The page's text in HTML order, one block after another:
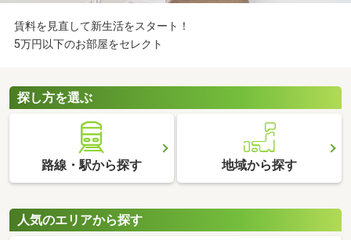
賃料を見直して新生活をスタート！
5万円以下のお部屋をセレクト
探し方を選ぶ
路線・駅から探す 地域から探す
人気のエリアから探す